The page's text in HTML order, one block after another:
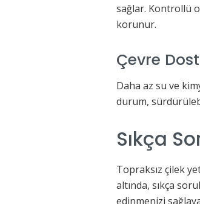
sağlar. Kontrollü
korunur.
Çevre
Daha az su ve
durum,
Sıkça
Topraksız çilek
altında, sıkça
edinmenizi